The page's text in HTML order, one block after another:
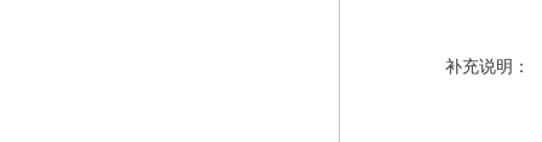
补充说明：